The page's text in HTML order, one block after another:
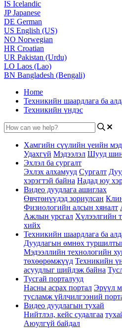
IS Icelandic
JPJapanese
DE German
US English (US)
NO Norwegian
HR Croatian
UR Pakistan (Urdu)
LO Laos (Lao)
BN Bangladesh (Bengali)
Home
Техникийн шаардлага ба
Техникийн үндэс
Хамгийн сүүлийн үеийн
Удахгүй Мэдээлэл Шууд
Эхлэл ба сургалт
Эхлэх алхамууд Сургалт
хэрэгтэй байна Надад юу
Видео дуудлага ашиглах
Өвчтөнүүдэд зориулсан
Физиологийн алсын хяналт
Ажлын урсгал Хүлээлгийн
хийх
Техникийн шаардлага ба
Дуудлагын өмнөх
Мэдээллийн технологийн
төхөөрөмжүүд Техникийн
асуудлыг шийдэж байна
Тусгай порталууд
Насны асрах портал Эрүүл
тусламж үйлчилгээний
Видео дуудлагын тухай
Нийтлэл, кейс судалгаа
Аюулгүй байдал